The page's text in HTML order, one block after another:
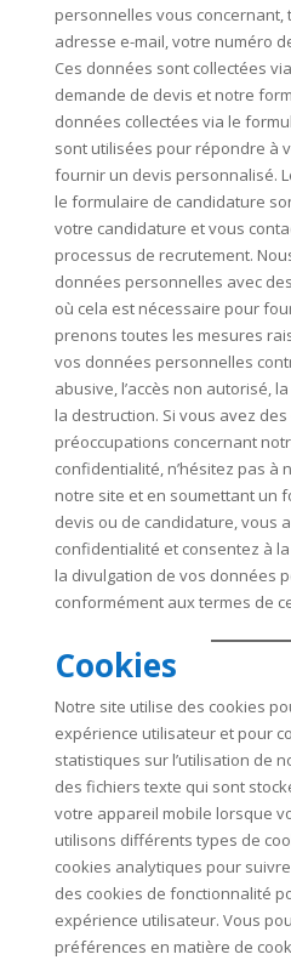
personnelles vous concernant,
adresse e-mail, votre numéro
Ces données sont collectées
demande de devis et notre
données collectées via le
sont utilisées pour répondre à
fournir un devis personnalisé.
le formulaire de candidature
votre candidature et vous
processus de recrutement.
données personnelles avec
où cela est nécessaire pour
prenons toutes les mesures
vos données personnelles
abusive, l’accès non autorisé,
la destruction. Si vous avez
préoccupations concernant
confidentialité, n’hésitez pas à
notre site et en soumettant un
devis ou de candidature, vous
confidentialité et consentez à
la divulgation de vos données
conformément aux termes de
Cookies
Notre site utilise des cookies
expérience utilisateur et pour
statistiques sur l’utilisation de
des fichiers texte qui sont
votre appareil mobile lorsque
utilisons différents types de
cookies analytiques pour
des cookies de fonctionnalité
expérience utilisateur. Vous
préférences en matière de